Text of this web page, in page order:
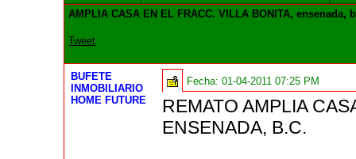
AMPLIA CASA EN EL FRACC. VILLA BONITA, ensenada,
Tweet
BUFETE
INMOBILIARIO
HOME FUTURE
Fecha:01-04-2011 07:25 PM
REMATO AMPLIA
ENSENADA, B.C.